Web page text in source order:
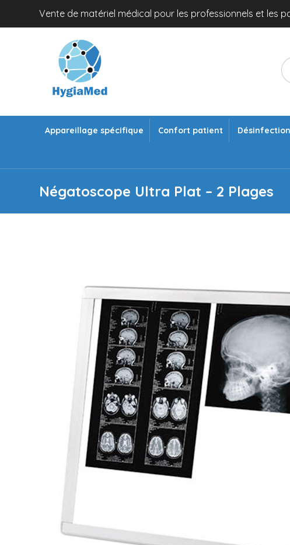
Vente de matériel médical pour les professionnels et les
Appareillage spécifique Confort patient
Négatoscope Ultra Plat – 2 Plages